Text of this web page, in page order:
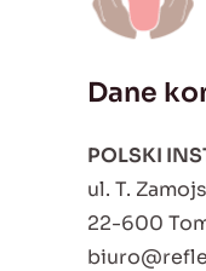
Dane
POLSKI
ul. T.
22-600